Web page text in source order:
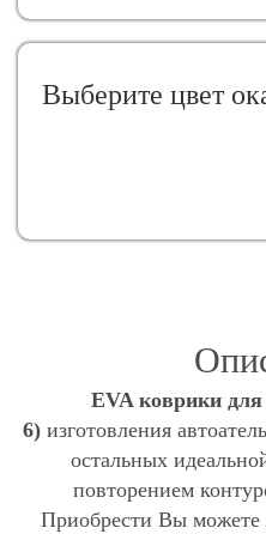
Выберите цвет
EVA коврики
6) изготовления
остальных
повторением
Приобрести Вы